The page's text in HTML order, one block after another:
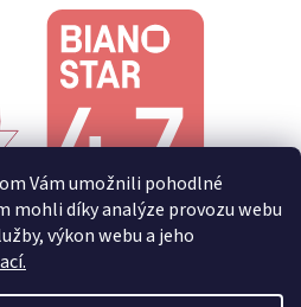
Vám umožnili pohodlné
mohli díky analýze provozu webu
výkon webu a jeho